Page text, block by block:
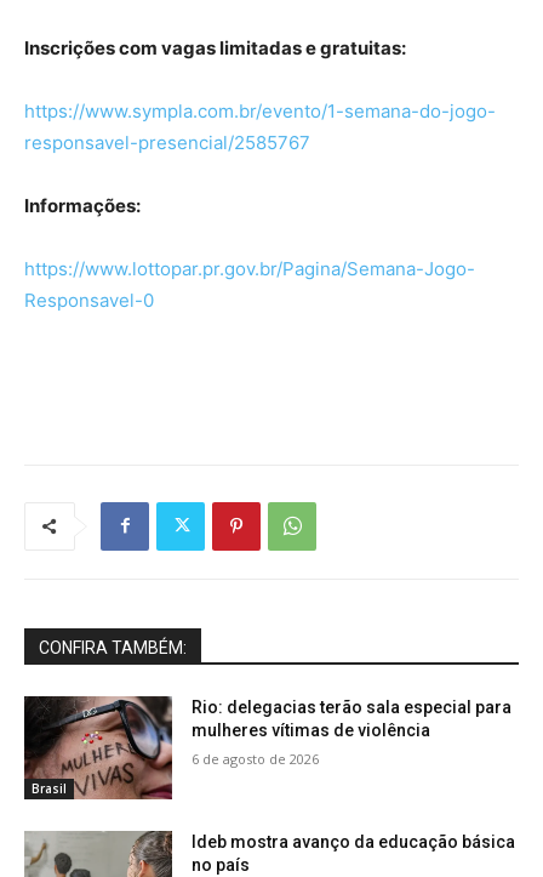
Inscrições com vagas limitadas e gratuitas:
https://www.sympla.com.br/evento/1-semana-do-jogo-
responsavel-presencial/2585767
Informações:
https://www.lottopar.pr.gov.br/Pagina/Semana-Jogo-
Responsavel-0
CONFIRA TAMBÉM:
Brasil
Rio: delegacias terão sala especial para
mulheres vítimas de violência
6 de agosto de 2026
Ideb mostra avanço da educação básica
no país